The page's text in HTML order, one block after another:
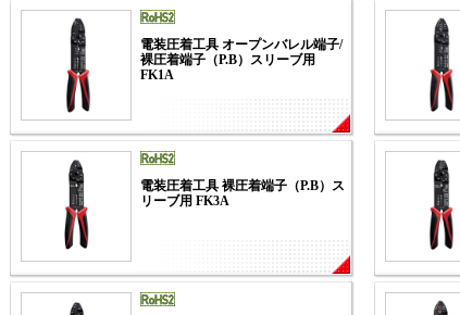
電装圧着工具 オープンバレル端子/
裸圧着端子（P.B）スリーブ用
FK1A
電装圧着工具 裸圧着端子（P.B）ス
リーブ用 FK3A